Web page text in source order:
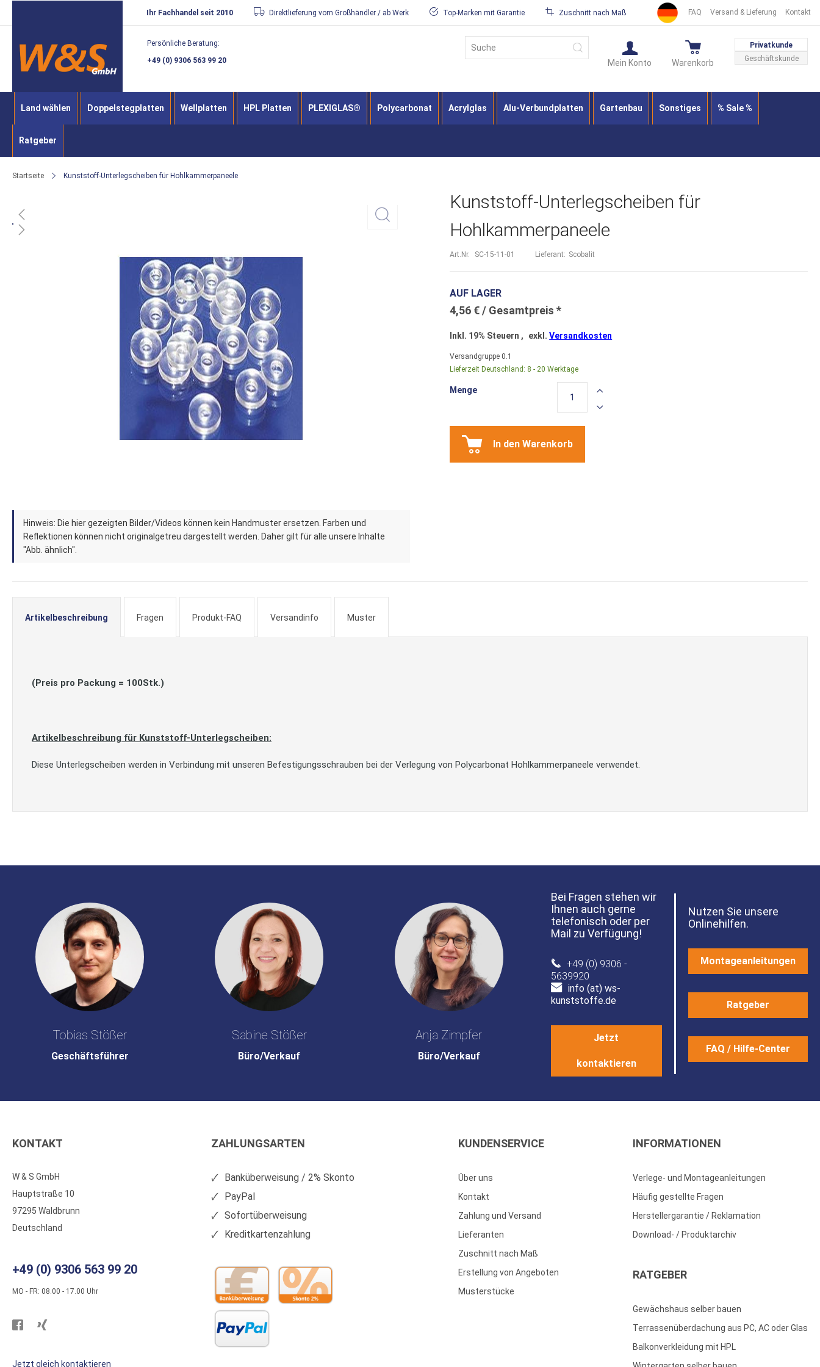
Direkt
zum
Inhalt
FAQ Versand & Lieferung Kontakt
Ihr Fachhandel seit 2010 Direktlieferung vom Großhändler / ab Werk Top-Marken mit Garantie Zuschnitt nach Maß
Privatkunde
Geschäftskunde
Persönliche Beratung:
+49 (0) 9306 563 99 20
Warenkorb
Mein Konto
Suche
Land wählen Doppelstegplatten Wellplatten HPL Platten PLEXIGLAS® Polycarbonat Acrylglas Alu-Verbundplatten Gartenbau Sonstiges % Sale %
Ratgeber
Startseite Kunststoff-Unterlegscheiben für Hohlkammerpaneele
Ende
Zum
Anfang
der
Bildergalerie
springen
Hinweis: Die hier gezeigten Bilder/Videos können kein Handmuster ersetzen. Farben und
Reflektionen können nicht originalgetreu dargestellt werden. Daher gilt für alle unsere Inhalte
"Abb. ähnlich".
Kunststoff-Unterlegscheiben für
Hohlkammerpaneele
Art.Nr. SC-15-11-01 Lieferant: Scobalit
AUF LAGER
4,56 €
Inkl. 19% Steuern , exkl.Versandkosten
Versandgruppe 0.1
Lieferzeit Deutschland: 8 - 20 Werktage
Menge
In den Warenkorb
Artikelbeschreibung
(Preis pro Packung = 100Stk.)
Artikelbeschreibung für Kunststoff-Unterlegscheiben:
Diese Unterlegscheiben werden in Verbindung mit unseren Befestigungsschrauben bei der Verlegung von Polycarbonat Hohlkammerpaneele verwendet.
Fragen Produkt-FAQ Versandinfo Muster
Tobias Stößer
Geschäftsführer
Sabine Stößer
Büro/Verkauf
Anja Zimpfer
Büro/Verkauf
Bei Fragen stehen wir
Ihnen auch gerne
telefonisch oder per
Mail zu Verfügung!
+49 (0) 9306 -
5639920
info (at) ws-
kunststoffe.de
Jetzt
kontaktieren
Nutzen Sie unsere
Onlinehilfen.
Montageanleitungen
Ratgeber
FAQ / Hilfe-Center
KONTAKT
W & S GmbH
Hauptstraße 10
97295 Waldbrunn
Deutschland
+49 (0) 9306 563 99 20
MO - FR: 08.00 - 17.00 Uhr
Besuchen
WS
WS
Jetzt gleich kontaktieren
ZAHLUNGSARTEN
Banküberweisung / 2% Skonto
PayPal
Sofortüberweisung
Kreditkartenzahlung
KUNDENSERVICE
Über uns
Kontakt
Zahlung und Versand
Lieferanten
Zuschnitt nach Maß
Erstellung von Angeboten
Musterstücke
INFORMATIONEN
Verlege- und Montageanleitungen
Häufig gestellte Fragen
Herstellergarantie / Reklamation
Download- / Produktarchiv
RATGEBER
Gewächshaus selber bauen
Terrassenüberdachung aus PC, AC oder Glas
Balkonverkleidung mit HPL